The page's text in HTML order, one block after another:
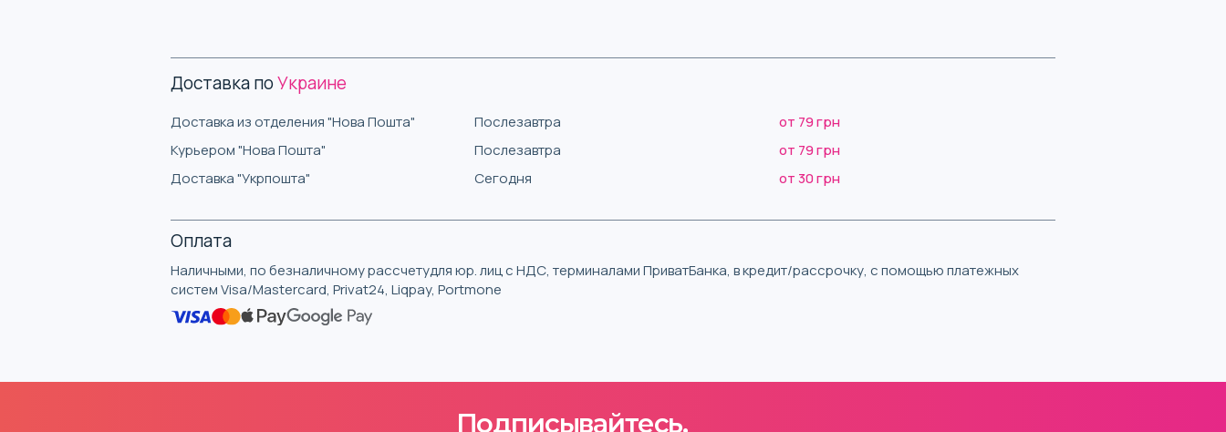
Доставка поУкраине
Доставка из отделения "Нова Пошта" Послезавтра
от 79 грн
Курьером "Нова Пошта"
Послезавтра
от 79 грн
Доставка "Укрпошта"
Сегодня от 30 грн
Оплата
Наличными, по безналичному рассчетудля юр. лиц с НДС, терминалами ПриватБанка, в кредит/рассрочку, с помощью платежных
систем Visa/Mastercard, Privat24, Liqpay, Portmone
Подписывайтесь,